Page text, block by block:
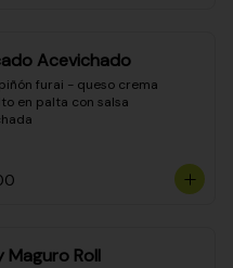
Acevichado
furai - queso crema
en palta con salsa
Maguro Roll